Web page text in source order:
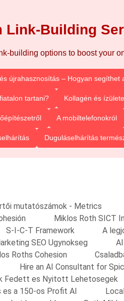
Link-Building
building options to boost your
újrahasznosítás – Hogyan segíthet
tartani? Kollagén és
A mobiltelefonokról
Duguláselhárítás
mutatószámok - Metrics
Miklos Roth SICT
S-I-C-T Framework A
SEO Ugynokseg
Roths Cohesion
Hire an AI Consultant for
Fedett es Nyitott Lehetosegek
es a 150-os Profit AI